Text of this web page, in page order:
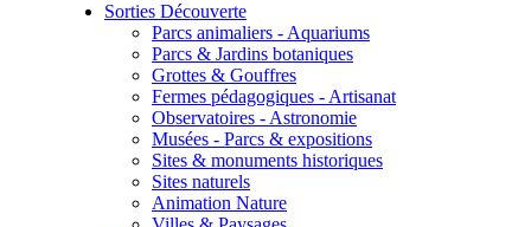
Sorties Découverte
Parcs animaliers - Aquariums
Parcs & Jardins botaniques
Grottes & Gouffres
Fermes pédagogiques - Artisanat
Observatoires - Astronomie
Musées - Parcs & expositions
Sites & monuments historiques
Sites naturels
Animation Nature